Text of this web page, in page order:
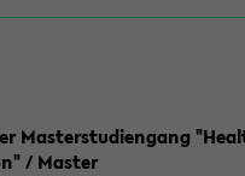
Masterstudiengang
/ Master